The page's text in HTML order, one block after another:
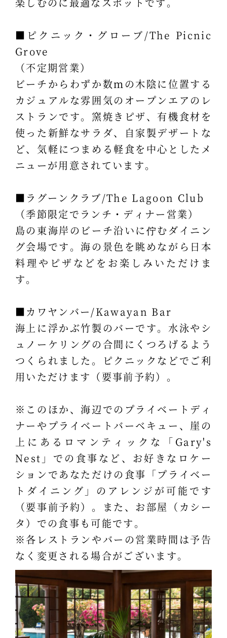
■ピクニック・グローブ/The Picnic
Grove
（不定期営業）
ビーチからわずか数ｍの木陰に位置する
カジュアルな雰囲気のオープンエアのレ
ストランです。窯焼きピザ、有機食材を
使った新鮮なサラダ、自家製デザートな
ど、気軽につまめる軽食を中心としたメ
ニューが用意されています。
■ラグーンクラブ/The Lagoon Club
（季節限定でランチ・ディナー営業）
島の東海岸のビーチ沿いに佇むダイニン
グ会場です。海の景色を眺めながら日本
料理やピザなどをお楽しみいただけま
す。
■カワヤンバー/Kawayan Bar
海上に浮かぶ竹製のバーです。水泳やシ
ュノーケリングの合間にくつろげるよう
つくられました。ピクニックなどでご利
用いただけます（要事前予約）。
※このほか、海辺でのプライベートディ
ナーやプライベートバーベキュー、崖の
上にあるロマンティックな「Gary's
Nest」での食事など、お好きなロケー
ションであなただけの食事「プライベー
トダイニング」のアレンジが可能です
（要事前予約）。また、お部屋（カシー
タ）での食事も可能です。
※各レストランやバーの営業時間は予告
なく変更される場合がございます。